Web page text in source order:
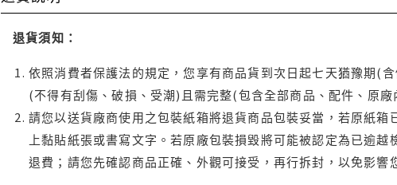
退貨須知：
依照消費者保護法的規定，您享有商品貨到次日起七天猶豫期(
(不得有刮傷、破損、受潮)且需完整(包含全部商品、配件、原
請您以送貨廠商使用之包裝紙箱將退貨商品包裝妥當，若原紙
上黏貼紙張或書寫文字。若原廠包裝損毀將可能被認定為已逾
退費；請您先確認商品正確、外觀可接受，再行拆封，以免影響